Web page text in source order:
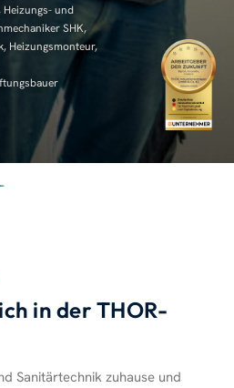
und
SHK,
Heizungsmonteur,
in der THOR-
Sanitärtechnik zuhause und